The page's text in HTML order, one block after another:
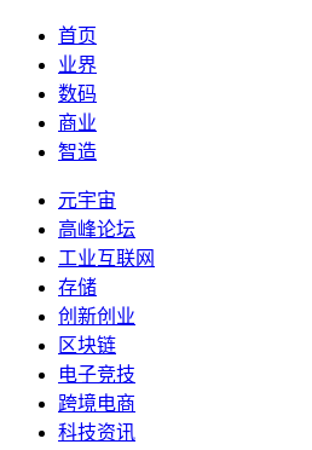
首页
业界
数码
商业
智造
元宇宙
高峰论坛
工业互联网
存储
创新创业
区块链
电子竞技
跨境电商
科技资讯